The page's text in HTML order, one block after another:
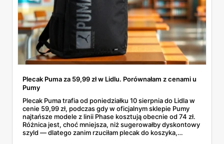
Plecak Puma za 59,99 zł w Lidlu. Porównałam z cenami u
Pumy
Plecak Puma trafia od poniedziałku 10 sierpnia do Lidla w
cenie 59,99 zł, podczas gdy w oficjalnym sklepie Pumy
najtańsze modele z linii Phase kosztują obecnie od 74 zł.
Różnica jest, choć mniejsza, niż sugerowałby dyskontowy
szyld — dlatego zanim rzuciłam plecak do koszyka,